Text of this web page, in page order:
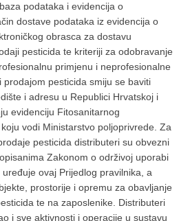
podataka i evidencija o
dostave podataka iz evidencija o
obrasca za dostavu
pesticida te kriteriji za odobravanje
primjenu i neprofesionalne
prodajom pesticida smiju se baviti
i adresu u Republici Hrvatskoj i
evidenciju Fitosanitarnog
vodi Ministarstvo poljoprivrede. Za
pesticida distributeri su obvezni
Zakonom o održivoj uporabi
ovaj Prijedlog pravilnika, a
prostorije i opremu za obavljanje
te na zaposlenike. Distributeri
i sve aktivnosti i operacije u sustavu